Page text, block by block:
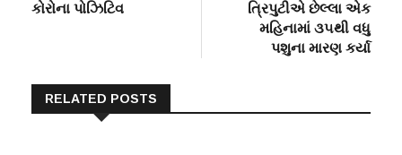
કોરોના પોઝિટિવ
ત્રિપુટીએ છેલ્લા એક
મહિનામાં ૩૫થી વધુ
પશુના મારણ કર્યા
RELATED POSTS